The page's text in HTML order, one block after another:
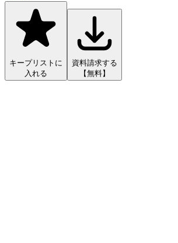
キープリストに
入れる
資料請求する
【無料】